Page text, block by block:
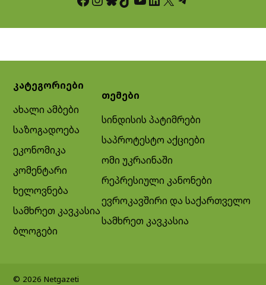
კატეგორიები
ახალი ამბები
საზოგადოება
ეკონომიკა
კომენტარი
ხელოვნება
სამხრეთ კავკასია
ბლოგები
თემები
სინდისის პატიმრები
საპროტესტო აქციები
ომი უკრაინაში
რეპრესიული კანონები
ევროკავშირი და საქართველო
სამხრეთ კავკასია
© 2026 Netgazeti